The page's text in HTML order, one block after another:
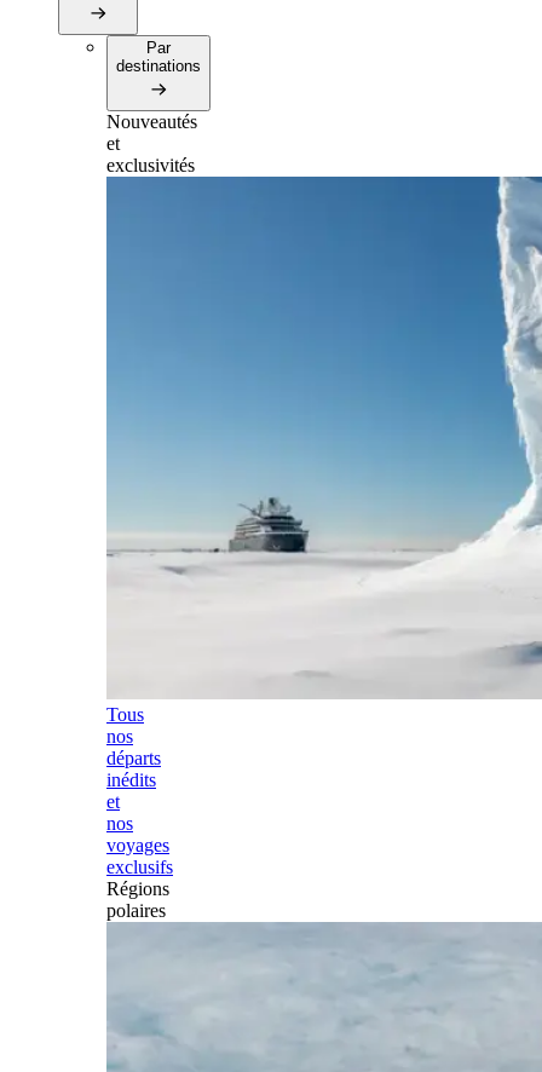
Par
destinations
Nouveautés
et
exclusivités
Tous
nos
départs
inédits
et
nos
voyages
exclusifs
Régions
polaires